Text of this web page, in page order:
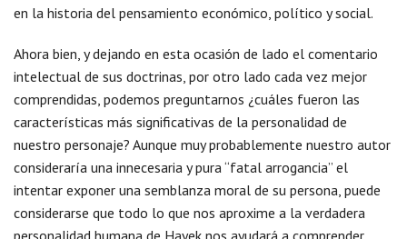
en la historia del pensamiento económico, político y social.
Ahora bien, y dejando en esta ocasión de lado el comentario
intelectual de sus doctrinas, por otro lado cada vez mejor
comprendidas, podemos preguntarnos ¿cuáles fueron las
características más significativas de la personalidad de
nuestro personaje? Aunque muy probablemente nuestro autor
consideraría una innecesaria y pura “fatal arrogancia” el
intentar exponer una semblanza moral de su persona, puede
considerarse que todo lo que nos aproxime a la verdadera
personalidad humana de Hayek nos ayudará a comprender